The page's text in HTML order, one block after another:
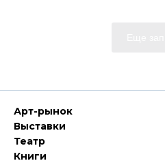
Арт-рынок
Выставки
Театр
Книги